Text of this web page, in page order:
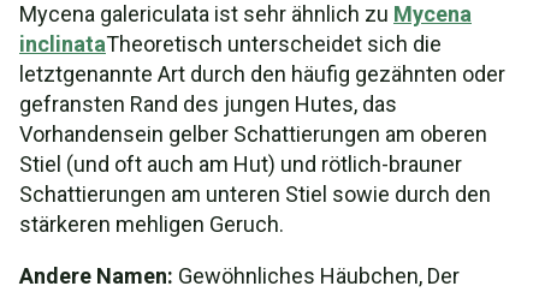
Mycena galericulata ist sehr ähnlich zu Mycena
inclinataTheoretisch unterscheidet sich die
letztgenannte Art durch den häufig gezähnten oder
gefransten Rand des jungen Hutes, das
Vorhandensein gelber Schattierungen am oberen
Stiel (und oft auch am Hut) und rötlich-brauner
Schattierungen am unteren Stiel sowie durch den
stärkeren mehligen Geruch.
Andere Namen: Gewöhnliches Häubchen, Der